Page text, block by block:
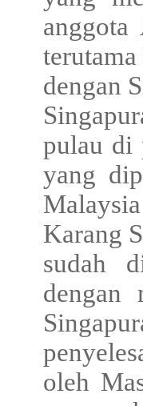
dengan
pulau di
yang
Karang
sudah
dengan
oleh